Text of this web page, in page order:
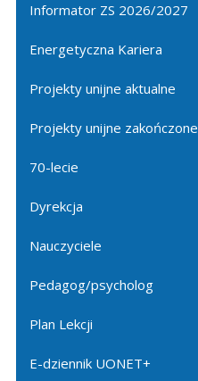
Informator ZS 2026/2027
Energetyczna Kariera
Projekty unijne aktualne
Projekty unijne zakończone
70-lecie
Dyrekcja
Nauczyciele
Pedagog/psycholog
Plan Lekcji
E-dziennik UONET+